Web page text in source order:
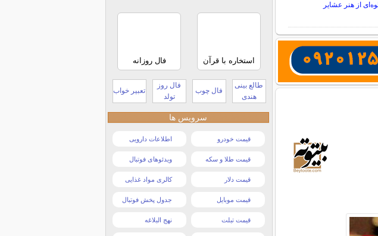
از هنر عشاير
استخاره با قرآن فال روزانه
طالع بینی
هندی
فال چوب
فال روز
تولد
تعبیر خواب
سرویس ها
قیمت خودرو اطلاعات دارویی
قیمت طلا و سکه ویدئوهای فوتبال
قیمت دلار کالری مواد غذایی
قیمت موبایل جدول پخش فوتبال
قیمت تبلت نهج البلاغه